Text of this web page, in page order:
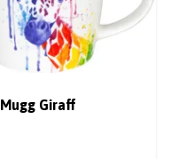
Mugg Giraff